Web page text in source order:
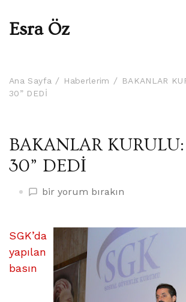
Esra Öz
Ana Sayfa Haberlerim
BAKANLAR
30” DEDİ
BAKANLAR
30” DEDİ
BAKANLAR
30”
DEDİ
üzerine
bir yorum bırakın
SGK’da
yapılan
basın